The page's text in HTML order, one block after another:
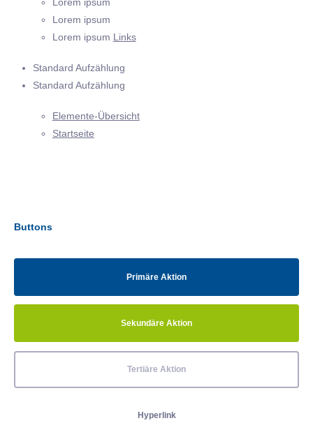
Lorem ipsum
Lorem ipsum Links
Standard Aufzählung
Standard Aufzählung
Elemente-Übersicht
Startseite
Buttons
Primäre Aktion
Sekundäre Aktion
Tertiäre Aktion
Hyperlink